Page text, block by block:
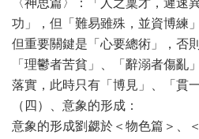
〈神思篇〉：「人之稟才，遲速
功」，但「難易雖殊，並資博練
但重要關鍵是「心要總術」，否
「理鬱者苦貧」、「辭溺者傷亂
落實，此時只有「博見」、「貫
（四）、意象的形成：
意象的形成劉勰於＜物色篇＞、